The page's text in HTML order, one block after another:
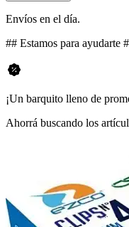
Envíos en el día.
## Estamos para ayudarte
¡Un barquito lleno de
Ahorrá buscando los